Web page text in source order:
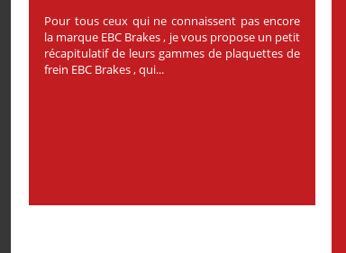
Pour tous ceux qui ne connaissent pas encore
la marque EBC Brakes , je vous propose un petit
récapitulatif de leurs gammes de plaquettes de
frein EBC Brakes , qui...